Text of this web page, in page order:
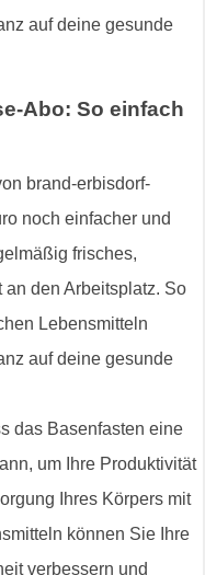
auf deine gesunde
Abo: So einfach
brand-erbisdorf-
noch einfacher und
frisches,
den Arbeitsplatz. So
Lebensmitteln
auf deine gesunde
das Basenfasten eine
um Ihre Produktivität
Ihres Körpers mit
können Sie Ihre
verbessern und